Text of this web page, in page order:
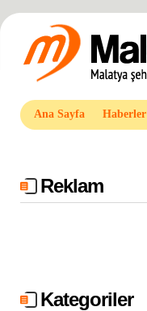
Ana Sayfa Haberler
Reklam
Kategoriler